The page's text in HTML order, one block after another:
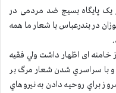
یک پایگاه بسیج ضد مردمی در
در بندرعباس با شعار ما همه
خامنه ای اظهار داشت ولي فقيه
و با سراسري شدن شعار مرگ بر
براي روحيه دادن به نيروهاي